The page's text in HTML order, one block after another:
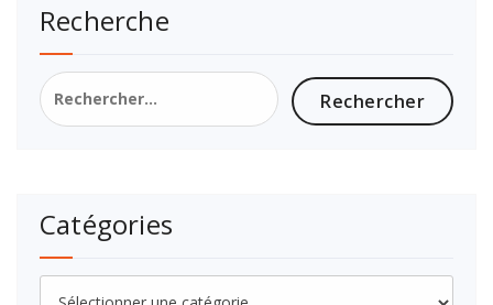
Recherche
Catégories